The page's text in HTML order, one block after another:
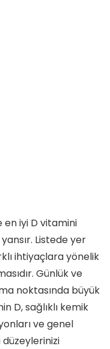
en iyi D vitamini
Listede yer
ihtiyaçlara yönelik
Günlük ve
noktasında büyük
D, sağlıklı kemik
ve genel